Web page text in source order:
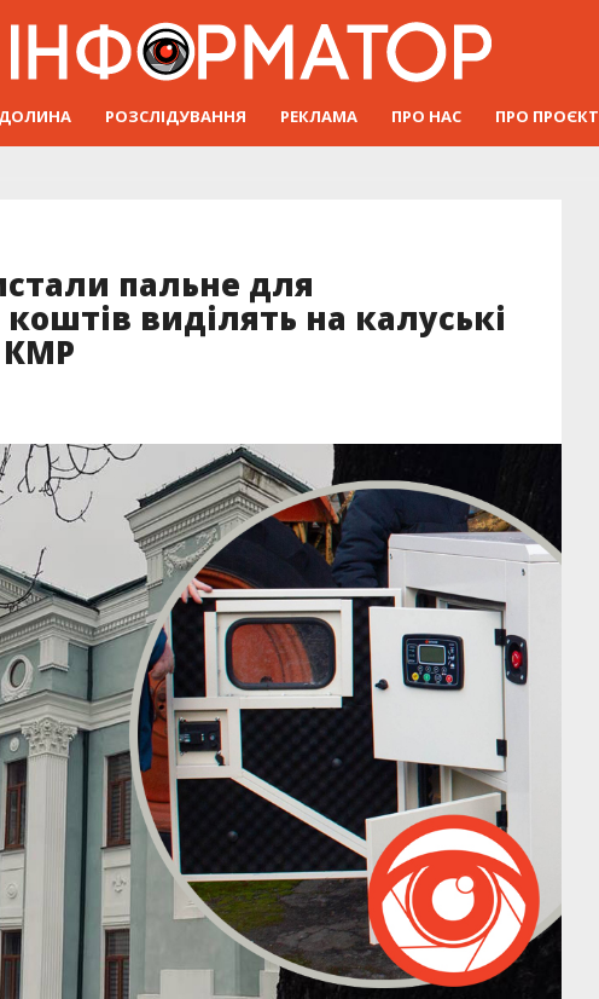
ДОЛИНА РОЗСЛІДУВАННЯ РЕКЛАМА ПРО НАС ПРО ПРОЄКТ
пальне для
виділять на калуські
КМР